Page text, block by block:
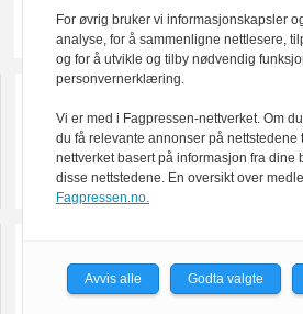
For øvrig bruker vi informasjonskapsler
analyse, for å sammenligne nettlesere,
og for å utvikle og tilby nødvendig
personvernerklæring.
Vi er med i Fagpressen-nettverket. Om
du få relevante annonser på nettstedene
nettverket basert på informasjon fra dine
disse nettstedene. En oversikt over
Fagpressen.no.
Avvis alle Godta valgte